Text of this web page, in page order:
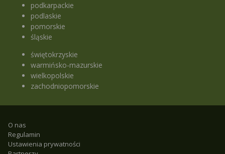
podkarpackie
podlaskie
pomorskie
śląskie
świętokrzyskie
warmińsko-mazurskie
wielkopolskie
zachodniopomorskie
O nas
Regulamin
Ustawienia prywatności